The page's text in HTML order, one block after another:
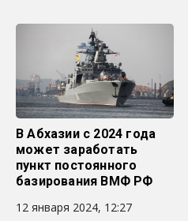
В Абхазии с 2024 года
может заработать
пункт постоянного
базирования ВМФ РФ
12 января 2024, 12:27